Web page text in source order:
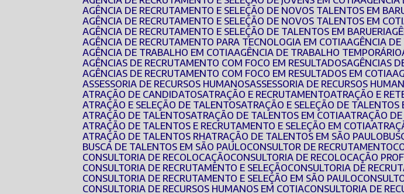
AGÊNCIA DE RECRUTAMENTO E SELEÇÃO DE NOVOS TALENTOS EM
AGÊNCIA DE RECRUTAMENTO E SELEÇÃO DE NOVOS TALENTOS EM
AGÊNCIA DE RECRUTAMENTO E SELEÇÃO DE TALENTOS EM BARUERI
AGÊNCIA DE RECRUTAMENTO PARA TECNOLOGIA EM COTIA AGÊNCIA
AGÊNCIA DE TRABALHO EM COTIA AGÊNCIA DE TRABALHO TEMPORÁRIO
AGÊNCIAS DE RECRUTAMENTO COM FOCO EM RESULTADOS AGÊNCIAS
AGÊNCIAS DE RECRUTAMENTO COM FOCO EM RESULTADOS EM COTIA
ASSESSORIA DE RECURSOS HUMANOS ASSESSORIA DE RECURSOS
ATRAÇÃO DE CANDIDATOS ATRAÇÃO E RECRUTAMENTO ATRAÇÃO E
ATRAÇÃO E SELEÇÃO DE TALENTOS ATRAÇÃO E SELEÇÃO DE
ATRAÇÃO DE TALENTOS ATRAÇÃO DE TALENTOS EM COTIA ATRAÇÃO
ATRAÇÃO DE TALENTOS E RECRUTAMENTO E SELEÇÃO EM COTIA
ATRAÇÃO DE TALENTOS RH ATRAÇÃO DE TALENTOS EM SÃO PAULO
BUSCA DE TALENTOS EM SÃO PAULO CONSULTOR DE RECRUTAMENTO
CONSULTORIA DE RECOLOCAÇÃO CONSULTORIA DE RECOLOCAÇÃO
CONSULTORIA DE RECRUTAMENTO E SELEÇÃO CONSULTORIA DE
CONSULTORIA DE RECRUTAMENTO E SELEÇÃO EM SÃO PAULO
CONSULTORIA DE RECURSOS HUMANOS EM COTIA CONSULTORIA DE